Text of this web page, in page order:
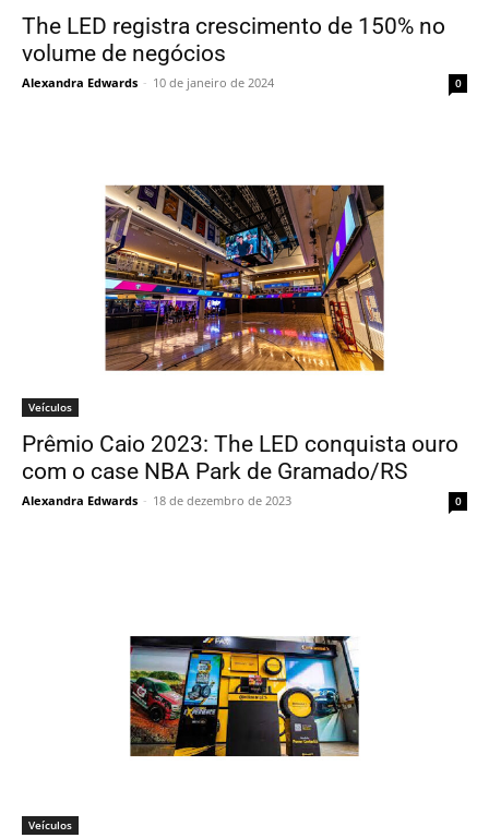
The LED registra crescimento de 150% no
volume de negócios
Alexandra Edwards - 10 de janeiro de 2024 0
Veículos
Prêmio Caio 2023: The LED conquista ouro
com o case NBA Park de Gramado/RS
Alexandra Edwards - 18 de dezembro de 2023 0
Veículos